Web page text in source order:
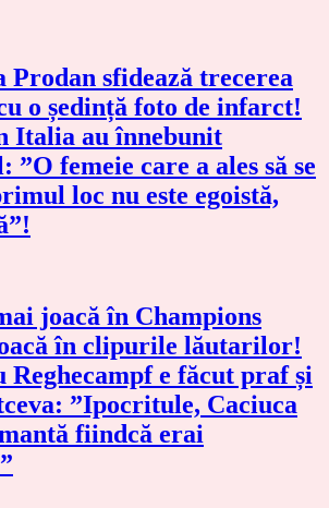
Prodan sfidează trecerea
o ședință foto de infarct!
Italia au înnebunit
”O femeie care a ales să se
loc nu este egoistă,
joacă în Champions
în clipurile lăutarilor!
e făcut praf și
”Ipocritule, Caciuca
fiindcă erai